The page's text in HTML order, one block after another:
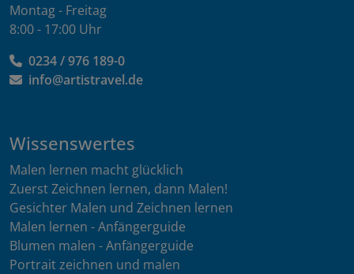
Montag - Freitag
8:00 - 17:00 Uhr
0234 / 976 189-0
info@artistravel.de
Wissenswertes
Malen lernen macht glücklich
Zuerst Zeichnen lernen, dann Malen!
Gesichter Malen und Zeichnen lernen
Malen lernen - Anfängerguide
Blumen malen - Anfängerguide
Portrait zeichnen und malen